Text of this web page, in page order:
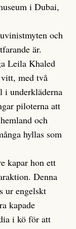
i Dubai,
och
är.
Leila Khaled
med två
i underkläderna
piloterna att
och
hyllas som
kapar hon ett
Denna
ur engelskt
kapade
i kö för att